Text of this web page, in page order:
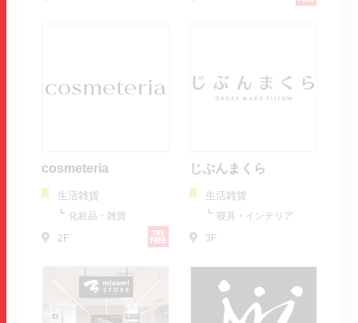
cosmeteria
生活雑貨
化粧品・雑貨
2F
じぶんまくら
生活雑貨
寝具・インテリア
3F